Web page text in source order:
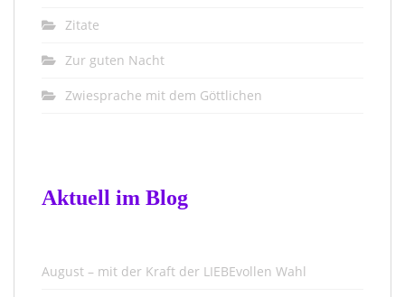
Zitate
Zur guten Nacht
Zwiesprache mit dem Göttlichen
Aktuell im Blog
August – mit der Kraft der LIEBEvollen Wahl